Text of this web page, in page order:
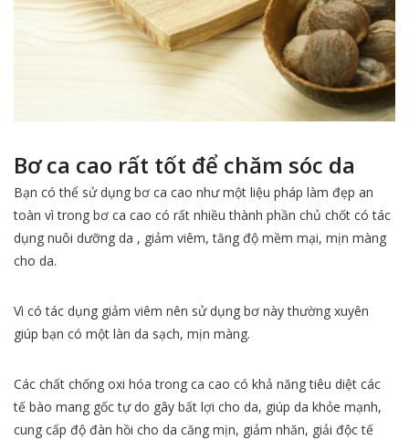
Bơ ca cao rất tốt để chăm sóc da
Bạn có thể sử dụng bơ ca cao như một liệu pháp làm đẹp an
toàn vì trong bơ ca cao có rất nhiều thành phần chủ chốt có tác
dụng nuôi dưỡng da , giảm viêm, tăng độ mềm mại, mịn màng
cho da.
Vì có tác dụng giảm viêm nên sử dụng bơ này thường xuyên
giúp bạn có một làn da sạch, mịn màng.
Các chất chống oxi hóa trong ca cao có khả năng tiêu diệt các
tế bào mang gốc tự do gây bất lợi cho da, giúp da khỏe mạnh,
cung cấp độ đàn hồi cho da căng mịn, giảm nhăn, giải độc tế